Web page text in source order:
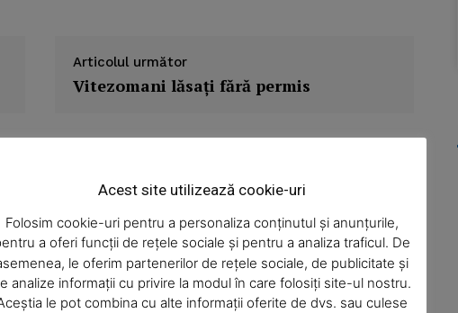
Company
About
Contact us
Articolul următor
Vitezomani lăsaţi fără permis
Acest site utilizează cookie-uri
Folosim cookie-uri pentru a personaliza conținutul și anunțurile,
a oferi funcții de rețele sociale și pentru a analiza traficul. De
le oferim partenerilor de rețele sociale, de publicitate și
analize informații cu privire la modul în care folosiți site-ul nostru.
le pot combina cu alte informații oferite de dvs. sau culese